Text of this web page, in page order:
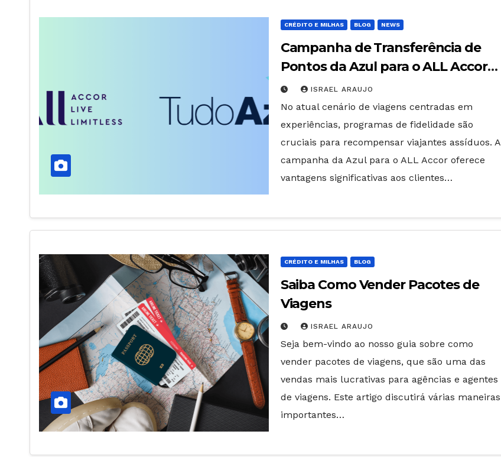
CRÉDITO E MILHAS BLOG NEWS
Campanha de Transferência de
Pontos da Azul para o ALL Accor
oferece Vantagens Interessantes
para Clientes
ISRAEL ARAUJO
No atual cenário de viagens centradas em
experiências, programas de fidelidade são
cruciais para recompensar viajantes assíduos. A
campanha da Azul para o ALL Accor oferece
vantagens significativas aos clientes…
CRÉDITO E MILHAS BLOG
Saiba Como Vender Pacotes de
Viagens
ISRAEL ARAUJO
Seja bem-vindo ao nosso guia sobre como
vender pacotes de viagens, que são uma das
vendas mais lucrativas para agências e agentes
de viagens. Este artigo discutirá várias maneiras
importantes…